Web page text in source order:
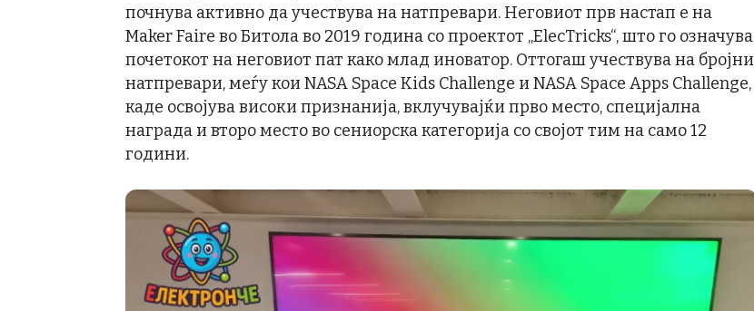
почнува активно да учествува на натпревари. Неговиот прв настап е на
Maker Faire во Битола во 2019 година со проектот „ElecTricks“, што го означува
почетокот на неговиот пат како млад иноватор. Оттогаш учествува на бројни
натпревари, меѓу кои NASA Space Kids Challenge и NASA Space Apps Challenge,
каде освојува високи признанија, вклучувајќи прво место, специјална
награда и второ место во сениорска категорија со својот тим на само 12
години.